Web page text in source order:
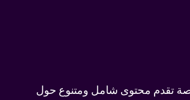
تقدم محتوى شامل ومتنوع حول